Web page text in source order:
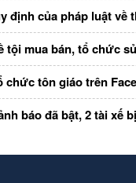
định của pháp luật về
mua bán, tổ chức
chức tôn giáo trên
báo đã bật, 2 tài xế